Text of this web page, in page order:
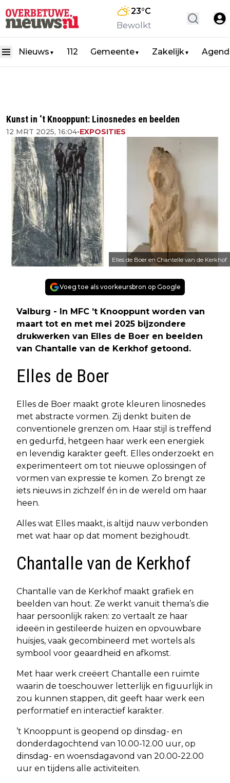
23°C
Bewolkt
Nieuws ▼ 112 Gemeente▼ Zakelijk▼
Kunst in ‘t Knooppunt: Linosnedes en beelden
12 MRT 2025, 16:04•EXPOSITIES
Elles de Boer en Chantelle van de Kerkhof
Voeg toe als voorkeursbron op Google
Valburg - In MFC ’t Knooppunt worden van
maart tot en met mei 2025 bijzondere
drukwerken van Elles de Boer en beelden
van Chantalle van de Kerkhof getoond.
Elles de Boer
Elles de Boer maakt grote kleuren linosnedes
met abstracte vormen. Zij denkt buiten de
conventionele grenzen om. Haar stijl is treffend
en gedurfd, hetgeen haar werk een energiek
en levendig karakter geeft. Elles onderzoekt en
experimenteert om tot nieuwe oplossingen of
vormen van expressie te komen. Zo brengt ze
iets nieuws in zichzelf én in de wereld om haar
heen.
Alles wat Elles maakt, is altijd nauw verbonden
met wat haar op dat moment bezighoudt.
Chantalle van de Kerkhof
Chantalle van de Kerkhof maakt grafiek en
beelden van hout. Ze werkt vanuit thema’s die
haar persoonlijk raken: zo vertaalt ze haar
ideeën in gestileerde huizen en opvouwbare
huisjes, vaak gecombineerd met wortels als
symbool voor geaardheid en afkomst.
Met haar werk creëert Chantalle een ruimte
waarin de toeschouwer letterlijk en figuurlijk in
zou kunnen stappen, dit geeft haar werk een
performatief en interactief karakter.
’t Knooppunt is geopend op dinsdag- en
donderdagochtend van 10.00-12.00 uur, op
dinsdag- en woensdagavond van 20.00-22.00
uur en tijdens alle activiteiten.